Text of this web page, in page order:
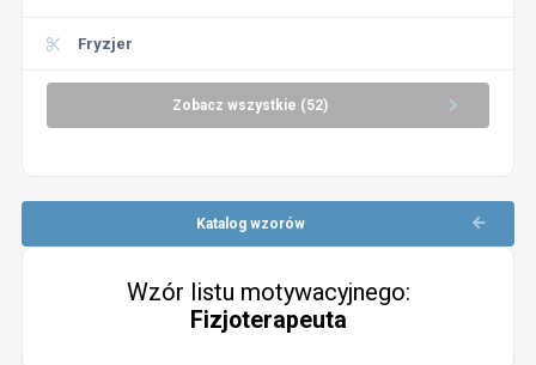
Fryzjer
Zobacz wszystkie (52)
Katalog wzorów
Wzór listu motywacyjnego:
Fizjoterapeuta